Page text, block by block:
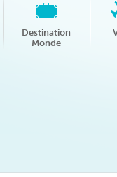
Destination
Monde